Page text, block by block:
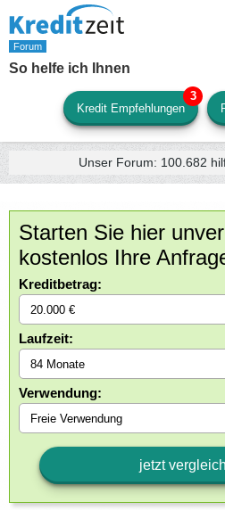
So helfe ich Ihnen
Kredit Empfehlungen
Unser Forum: 100.682
Starten Sie hier
kostenlos Ihre
Kreditbetrag:
Laufzeit:
Verwendung:
jetzt